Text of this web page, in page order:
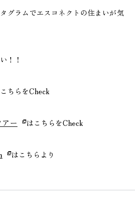
グラムでエスコネクトの住まいが気
！！
ちらをCheck
ー はこちらをCheck
はこちらより